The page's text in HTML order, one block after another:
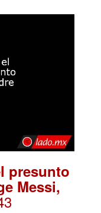
presunto
Messi,